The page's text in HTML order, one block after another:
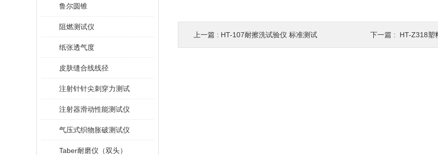
鲁尔圆锥
阻燃测试仪
纸张透气度
皮肤缝合线线径
注射针针尖刺穿力测试
注射器滑动性能测试仪
气压式织物胀破测试仪
Taber耐磨仪（双头）
上一篇 : HT-107耐擦洗试验仪 标准测试 下一篇 : HT-Z318塑